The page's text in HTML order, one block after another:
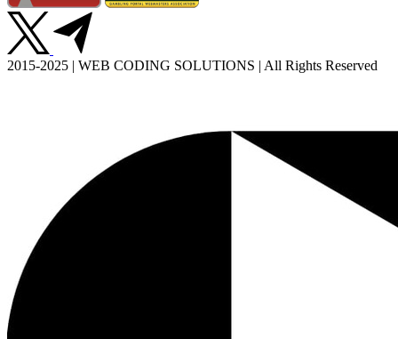
2015-2025 | WEB CODING SOLUTIONS | All Rights Reserved